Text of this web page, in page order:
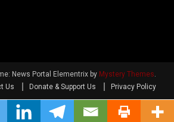
News Portal Elementrix by Mystery Themes.
Us Donate & Support Us Privacy Policy